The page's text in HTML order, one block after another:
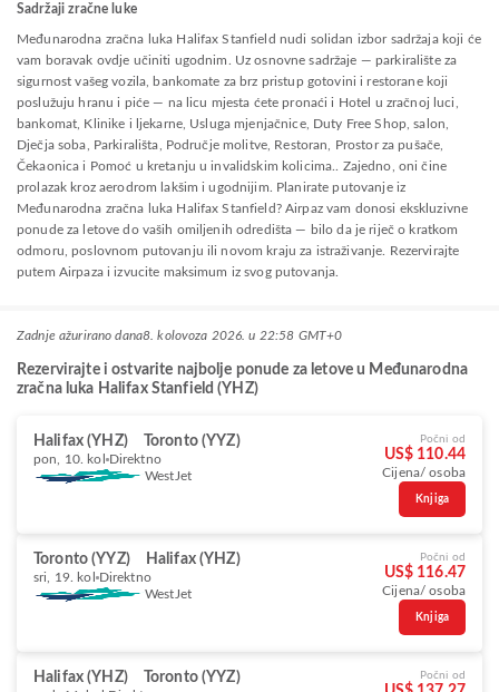
Sadržaji zračne luke
Međunarodna zračna luka Halifax Stanfield nudi solidan izbor sadržaja koji će
vam boravak ovdje učiniti ugodnim. Uz osnovne sadržaje — parkiralište za
sigurnost vašeg vozila, bankomate za brz pristup gotovini i restorane koji
poslužuju hranu i piće — na licu mjesta ćete pronaći i Hotel u zračnoj luci,
bankomat, Klinike i ljekarne, Usluga mjenjačnice, Duty Free Shop, salon,
Dječja soba, Parkirališta, Područje molitve, Restoran, Prostor za pušače,
Čekaonica i Pomoć u kretanju u invalidskim kolicima.. Zajedno, oni čine
prolazak kroz aerodrom lakšim i ugodnijim. Planirate putovanje iz
Međunarodna zračna luka Halifax Stanfield? Airpaz vam donosi ekskluzivne
ponude za letove do vaših omiljenih odredišta — bilo da je riječ o kratkom
odmoru, poslovnom putovanju ili novom kraju za istraživanje. Rezervirajte
putem Airpaza i izvucite maksimum iz svog putovanja.
Zadnje ažurirano dana8. kolovoza 2026. u 22:58 GMT+0
Rezervirajte i ostvarite najbolje ponude za letove u Međunarodna
zračna luka Halifax Stanfield (YHZ)
Halifax (YHZ) Toronto (YYZ)
pon, 10. kol Direktno
WestJet
Počni od
US$ 110.44
Cijena/ osoba
Knjiga
Toronto (YYZ) Halifax (YHZ)
sri, 19. kol Direktno
WestJet
Počni od
US$ 116.47
Cijena/ osoba
Knjiga
Halifax (YHZ) Toronto (YYZ) Počni od